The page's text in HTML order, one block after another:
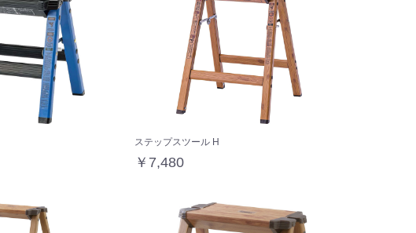
ステップスツール H
￥7,480